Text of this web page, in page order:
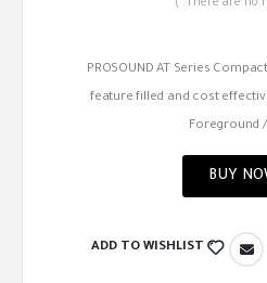
PROSOUND AT Series
feature filled and cost
Foreground
BUY
ADD TO WISHLIST